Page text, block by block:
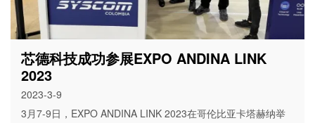
芯德科技成功参展EXPO ANDINA LINK
2023
2023-3-9
3月7-9日，EXPO ANDINA LINK 2023在哥伦比亚卡塔赫纳举